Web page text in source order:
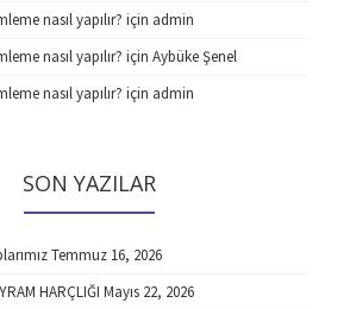
nasıl yapılır? için admin
nasıl yapılır? için Aybüke Şenel
nasıl yapılır? için admin
SON YAZILAR
Temmuz 16, 2026
HARÇLIĞI Mayıs 22, 2026